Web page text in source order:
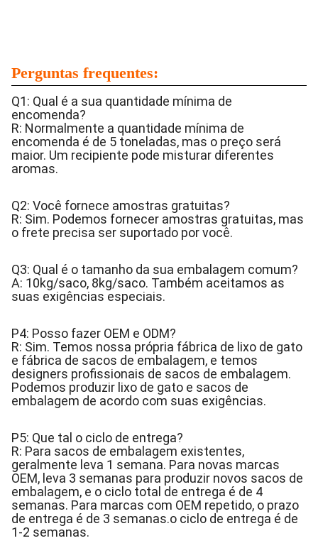
Perguntas frequentes:
Q1: Qual é a sua quantidade mínima de
encomenda?
R: Normalmente a quantidade mínima de
encomenda é de 5 toneladas, mas o preço será
maior. Um recipiente pode misturar diferentes
aromas.
Q2: Você fornece amostras gratuitas?
R: Sim. Podemos fornecer amostras gratuitas, mas
o frete precisa ser suportado por você.
Q3: Qual é o tamanho da sua embalagem comum?
A: 10kg/saco, 8kg/saco. Também aceitamos as
suas exigências especiais.
P4: Posso fazer OEM e ODM?
R: Sim. Temos nossa própria fábrica de lixo de gato
e fábrica de sacos de embalagem, e temos
designers profissionais de sacos de embalagem.
Podemos produzir lixo de gato e sacos de
embalagem de acordo com suas exigências.
P5: Que tal o ciclo de entrega?
R: Para sacos de embalagem existentes,
geralmente leva 1 semana. Para novas marcas
OEM, leva 3 semanas para produzir novos sacos de
embalagem, e o ciclo total de entrega é de 4
semanas. Para marcas com OEM repetido, o prazo
de entrega é de 3 semanas.o ciclo de entrega é de
1-2 semanas.